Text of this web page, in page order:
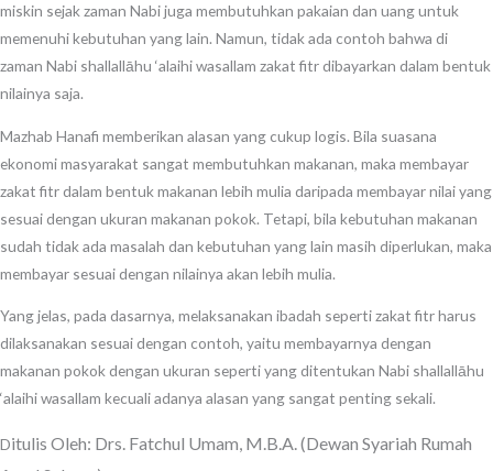
miskin sejak zaman Nabi juga membutuhkan pakaian dan uang untuk
memenuhi kebutuhan yang lain. Namun, tidak ada contoh bahwa di
zaman Nabi shallallāhu ‘alaihi wasallam zakat fitr dibayarkan dalam bentuk
nilainya saja.
Mazhab Hanafi memberikan alasan yang cukup logis. Bila suasana
ekonomi masyarakat sangat membutuhkan makanan, maka membayar
zakat fitr dalam bentuk makanan lebih mulia daripada membayar nilai yang
sesuai dengan ukuran makanan pokok. Tetapi, bila kebutuhan makanan
sudah tidak ada masalah dan kebutuhan yang lain masih diperlukan, maka
membayar sesuai dengan nilainya akan lebih mulia.
Yang jelas, pada dasarnya, melaksanakan ibadah seperti zakat fitr harus
dilaksanakan sesuai dengan contoh, yaitu membayarnya dengan
makanan pokok dengan ukuran seperti yang ditentukan Nabi shallallāhu
‘alaihi wasallam kecuali adanya alasan yang sangat penting sekali.
Ditulis Oleh: Drs. Fatchul Umam, M.B.A. (Dewan Syariah Rumah